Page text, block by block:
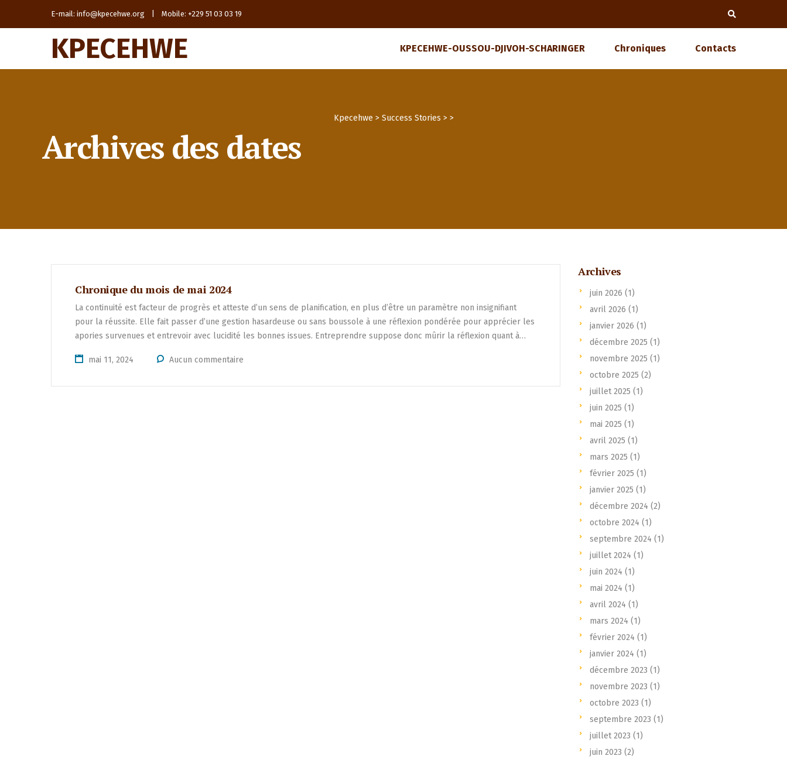
E-mail: info@kpecehwe.org | Mobile: +229 51 03 03 19
KPECEHWE KPECEHWE-OUSSOU-DJIVOH-SCHARINGER Chroniques Contacts
Archives des dates
Kpecehwe > Success Stories > >
Chronique du mois de mai 2024
La continuité est facteur de progrès et atteste d’un sens de planification, en plus d’être un paramètre non insignifiant
pour la réussite. Elle fait passer d’une gestion hasardeuse ou sans boussole à une réflexion pondérée pour apprécier les
apories survenues et entrevoir avec lucidité les bonnes issues. Entreprendre suppose donc mûrir la réflexion quant à…
mai 11, 2024 Aucun commentaire
Archives
juin 2026 (1)
avril 2026 (1)
janvier 2026 (1)
décembre 2025 (1)
novembre 2025 (1)
octobre 2025 (2)
juillet 2025 (1)
juin 2025 (1)
mai 2025 (1)
avril 2025 (1)
mars 2025 (1)
février 2025 (1)
janvier 2025 (1)
décembre 2024 (2)
octobre 2024 (1)
septembre 2024 (1)
juillet 2024 (1)
juin 2024 (1)
mai 2024 (1)
avril 2024 (1)
mars 2024 (1)
février 2024 (1)
janvier 2024 (1)
décembre 2023 (1)
novembre 2023 (1)
octobre 2023 (1)
septembre 2023 (1)
juillet 2023 (1)
juin 2023 (2)